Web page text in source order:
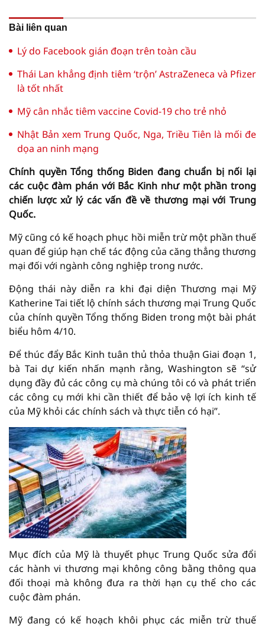
Bài liên quan
Lý do Facebook gián đoạn trên toàn cầu
Thái Lan khẳng định tiêm ‘trộn’ AstraZeneca và Pfizer
là tốt nhất
Mỹ cân nhắc tiêm vaccine Covid-19 cho trẻ nhỏ
Nhật Bản xem Trung Quốc, Nga, Triều Tiên là mối đe
dọa an ninh mạng
Chính quyền Tổng thống Biden đang chuẩn bị nối lại
các cuộc đàm phán với Bắc Kinh như một phần trong
chiến lược xử lý các vấn đề về thương mại với Trung
Quốc.
Mỹ cũng có kế hoạch phục hồi miễn trừ một phần thuế
quan để giúp hạn chế tác động của căng thẳng thương
mại đối với ngành công nghiệp trong nước.
Động thái này diễn ra khi đại diện Thương mại Mỹ
Katherine Tai tiết lộ chính sách thương mại Trung Quốc
của chính quyền Tổng thống Biden trong một bài phát
biểu hôm 4/10.
Để thúc đẩy Bắc Kinh tuân thủ thỏa thuận Giai đoạn 1,
bà Tai dự kiến ​​nhấn mạnh rằng, Washington sẽ “sử
dụng đầy đủ các công cụ mà chúng tôi có và phát triển
các công cụ mới khi cần thiết để bảo vệ lợi ích kinh tế
của Mỹ khỏi các chính sách và thực tiễn có hại”.
Mục đích của Mỹ là thuyết phục Trung Quốc sửa đổi
các hành vi thương mại không công bằng thông qua
đối thoại mà không đưa ra thời hạn cụ thể cho các
cuộc đàm phán.
Mỹ đang có kế hoạch khôi phục các miễn trừ thuế